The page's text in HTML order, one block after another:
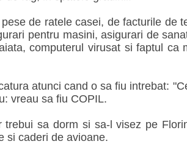
de ratele casei, de facturile de
pentru masini, asigurari de
computerul virusat si faptul ca
atunci cand o sa fiu intrebat:
vreau sa fiu COPIL.
sa dorm si sa-l visez pe
si caderi de avioane.